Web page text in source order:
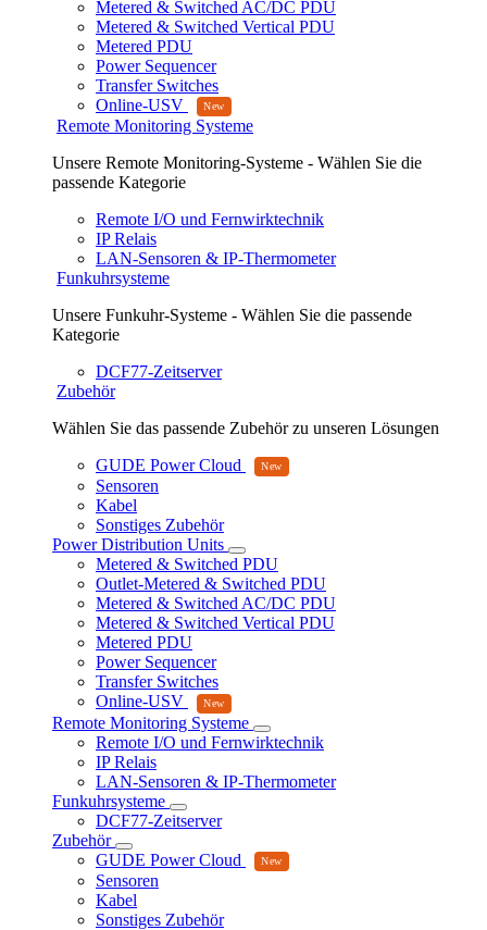
Metered & Switched AC/DC PDU
Metered & Switched Vertical PDU
Metered PDU
Power Sequencer
Transfer Switches
Online-USV
Remote Monitoring Systeme
Unsere Remote Monitoring-Systeme - Wählen Sie die
passende Kategorie
Remote I/O und Fernwirktechnik
IP Relais
LAN-Sensoren & IP-Thermometer
Funkuhrsysteme
Unsere Funkuhr-Systeme - Wählen Sie die passende
Kategorie
DCF77-Zeitserver
Zubehör
Wählen Sie das passende Zubehör zu unseren Lösungen
GUDE Power Cloud
Sensoren
Kabel
Sonstiges Zubehör
Power Distribution Units
Metered & Switched PDU
Outlet-Metered & Switched PDU
Metered & Switched AC/DC PDU
Metered & Switched Vertical PDU
Metered PDU
Power Sequencer
Transfer Switches
Online-USV
Remote Monitoring Systeme
Remote I/O und Fernwirktechnik
IP Relais
LAN-Sensoren & IP-Thermometer
Funkuhrsysteme
DCF77-Zeitserver
Zubehör
GUDE Power Cloud
Sensoren
Kabel
Sonstiges Zubehör